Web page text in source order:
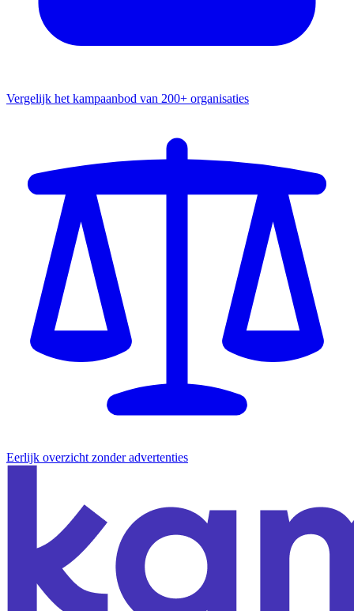
Vergelijk het kampaanbod van 200+ organisaties
Eerlijk overzicht zonder advertenties